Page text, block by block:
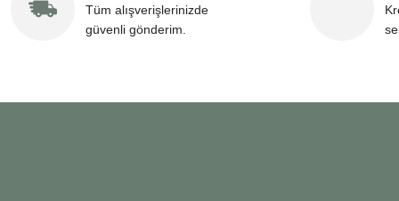
Tüm alışverişlerinizde
güvenli gönderim.